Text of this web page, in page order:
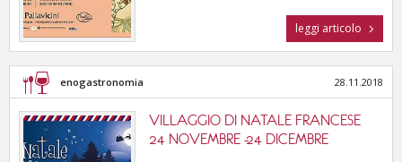
leggi articolo
enogastronomia 28.11.2018
VILLAGGIO DI NATALE FRANCESE
24 NOVEMBRE -24 DICEMBRE